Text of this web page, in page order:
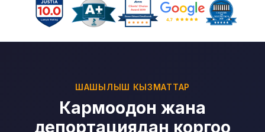
ШАШЫЛЫШ КЫЗМАТТАР
Кармоодон жана
депортациядан коргоо